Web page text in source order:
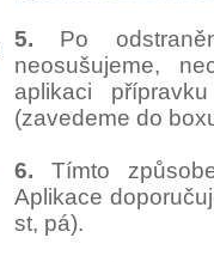
5. Po
neosušujeme,
aplikaci
(zavedeme do
6. Tímto
Aplikace
st, pá).